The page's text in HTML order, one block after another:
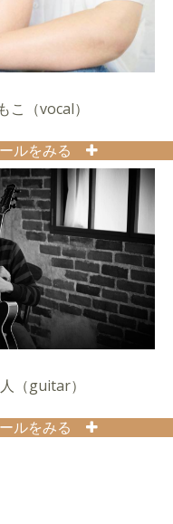
こ（vocal）
ルをみる
が、2016年より関東に
学。
開。
ャズシンガー越智順子
るゴスペルクワイヤー
や、CM、映画音楽など
世界三大映画祭(カンヌ
出席。
タップ)リリース。
ルクイーンコンテスト」
」リリース。
シングルリリース。
をリリース。
（guitar）
ルをみる